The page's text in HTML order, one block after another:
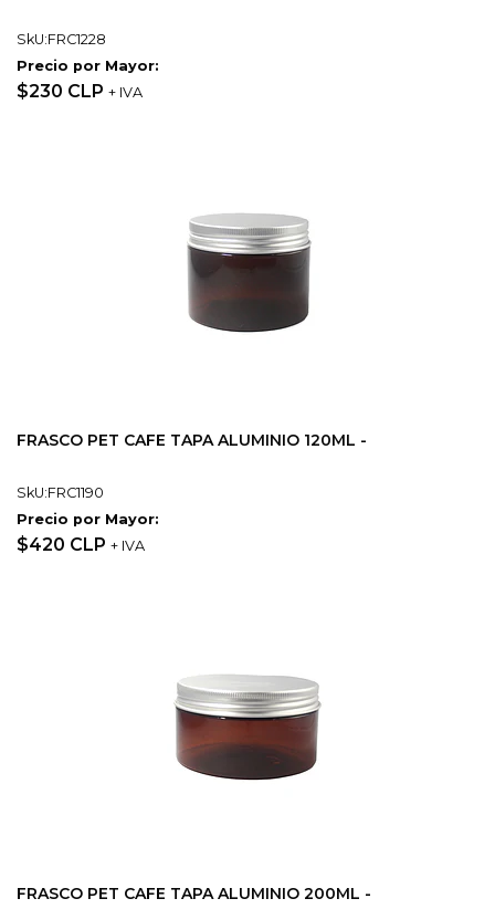
SkU:FRC1228
Precio por Mayor:
$230 CLP + IVA
FRASCO PET CAFE TAPA ALUMINIO 120ML -
SkU:FRC1190
Precio por Mayor:
$420 CLP + IVA
FRASCO PET CAFE TAPA ALUMINIO 200ML -